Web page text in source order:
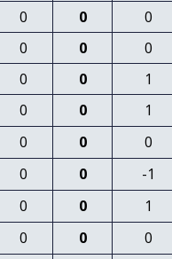
0 0
0
0 0
0
0 0
1
0 0
1
0 0
0
0 0
-1
0 0
1
0 0
0